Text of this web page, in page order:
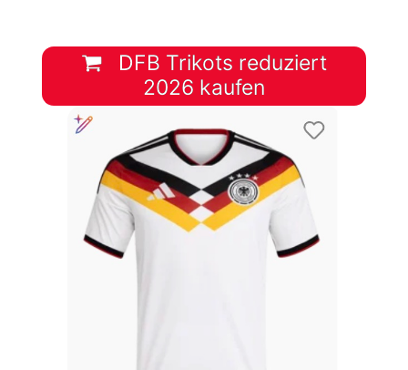
DFB Trikots reduziert
2026 kaufen